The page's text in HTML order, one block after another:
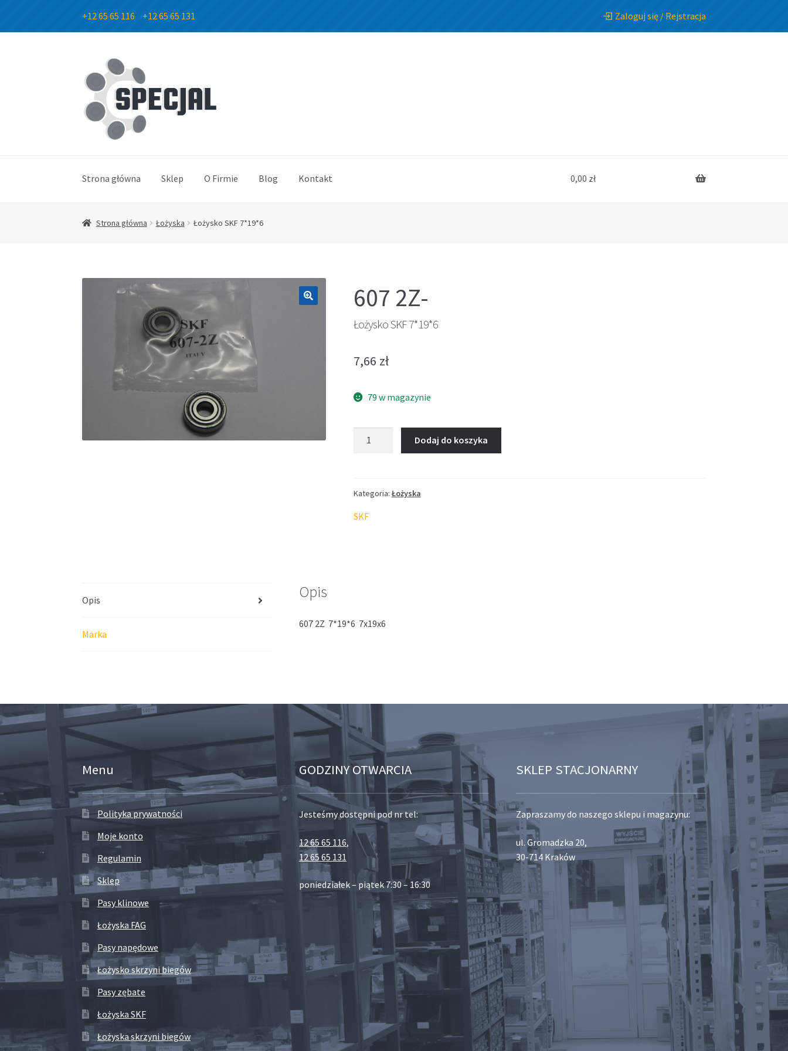
+12 65 65 116 +12 65 65 131 Zaloguj się / Rejstracja
Przejdź
do
nawigacji
Przejdź
do
treści
Strona główna Sklep O Firmie Blog Kontakt 0,00 zł
Strona główna Łożyska Łożysko SKF 7*19*6
607 2Z-
Łożysko SKF 7*19*6
7,66 zł
79 w magazynie
Dodaj do koszyka
Kategoria: Łożyska
SKF
Opis
Marka
Opis
607 2Z 7*19*6 7x19x6
Menu
Polityka prywatności
Moje konto
Regulamin
Sklep
Pasy klinowe
Łożyska FAG
Pasy napędowe
Łożysko skrzyni biegów
Pasy zębate
Łożyska SKF
Łożyska skrzyni biegów
GODZINY OTWARCIA
Jesteśmy dostępni pod nr tel:
12 65 65 116,
12 65 65 131
poniedziałek – piątek 7:30 – 16:30
SKLEP STACJONARNY
Zapraszamy do naszego sklepu i magazynu:
ul. Gromadzka 20,
30-714 Kraków